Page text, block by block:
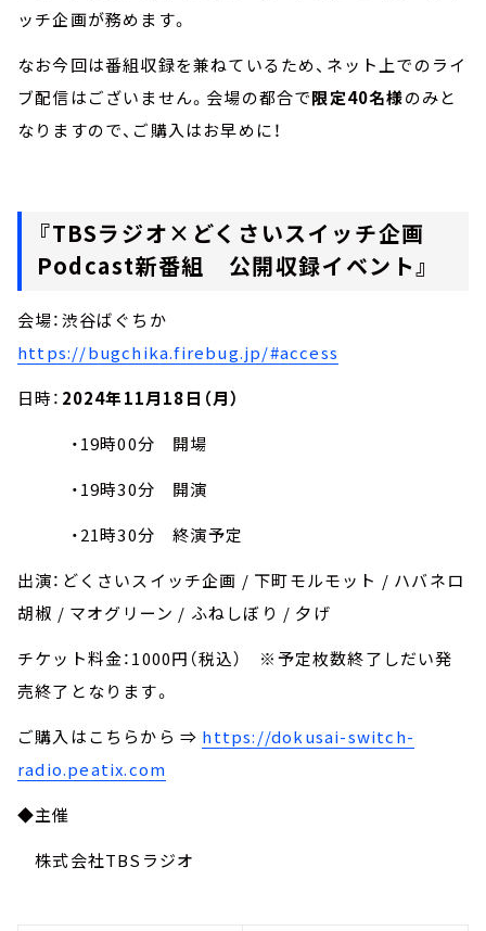
ッチ企画が務めます。
なお今回は番組収録を兼ねているため、ネット上でのライ
ブ配信はございません。会場の都合で限定40名様のみと
なりますので、ご購入はお早めに！
『TBSラジオ×どくさいスイッチ企画
Podcast新番組 公開収録イベント』
会場：渋谷ばぐちか
https://bugchika.firebug.jp/#access
日時： 2024年11月18日（月）
・19時00分 開場
・19時30分 開演
・21時30分 終演予定
出演：どくさいスイッチ企画 / 下町モルモット / ハバネロ
胡椒 / マオグリーン / ふねしぼり / 夕げ
チケット料金：1000円（税込） ※予定枚数終了しだい発
売終了となります。
ご購入はこちらから ⇒ https://dokusai-switch-
radio.peatix.com
◆主催
株式会社TBSラジオ